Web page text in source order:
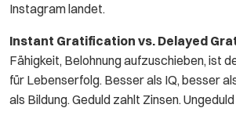
Instagram landet.
Instant Gratification vs. Delayed
Fähigkeit, Belohnung aufzuschieben, ist
für Lebenserfolg. Besser als IQ, besser
als Bildung. Geduld zahlt Zinsen.